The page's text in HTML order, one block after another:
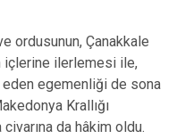
ordusunun, Çanakkale
içlerine ilerlemesi ile,
egemenliği de sona
Krallığı
da hâkim oldu.